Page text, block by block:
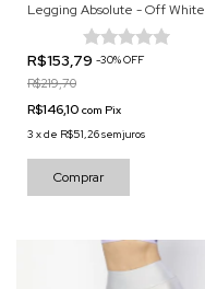
Legging Absolute - Off White
R$153,79 -30%OFF
R$219,70
R$146,10 com Pix
3 xde R$51,26sem juros
Comprar